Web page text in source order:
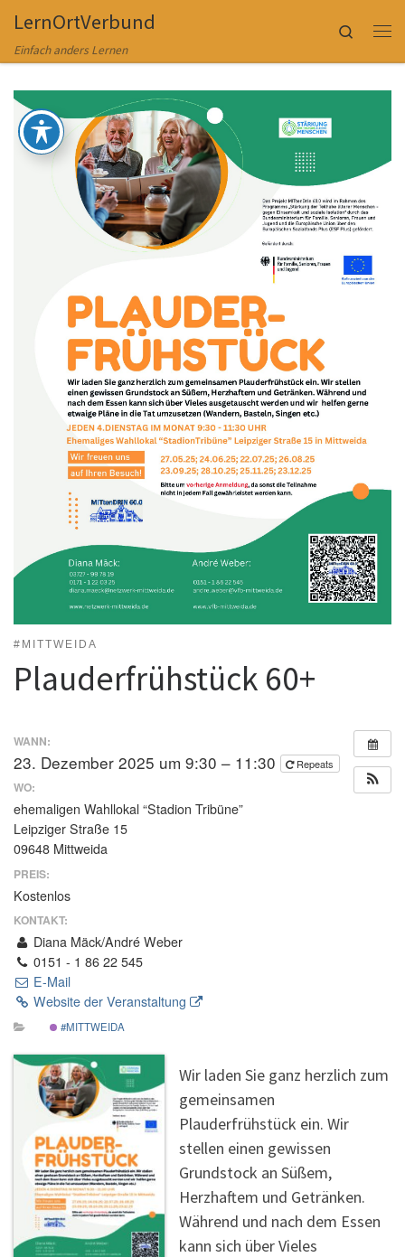
Zum Inhalt springen
LernOrtVerbund
Einfach anders Lernen
Search
#MITTWEIDA
Plauderfrühstück 60+
WANN:
23. Dezember 2025 um 9:30 – 11:30 Repeats
WO:
ehemaligen Wahllokal “Stadion Tribüne”
Leipziger Straße 15
09648 Mittweida
PREIS:
Kostenlos
KONTAKT:
Diana Mäck/André Weber
0151 - 1 86 22 545
E-Mail
Website der Veranstaltung
#MITTWEIDA
Wir laden Sie ganz herzlich zum
gemeinsamen
Plauderfrühstück ein. Wir
stellen einen gewissen
Grundstock an Süßem,
Herzhaftem und Getränken.
Während und nach dem Essen
kann sich über Vieles